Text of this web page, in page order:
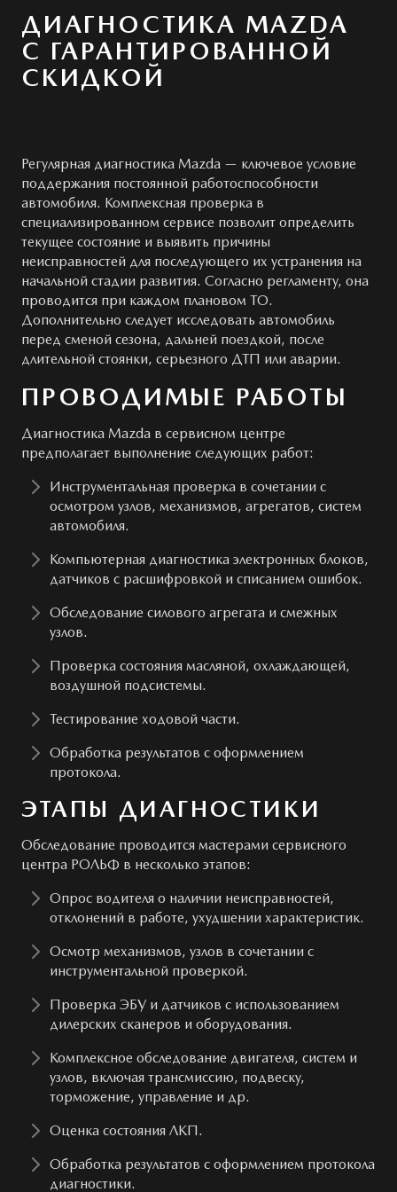
MAZDA CX-5
Руководства по эксплуатации
Cправочные руководства
ПРЕДЛОЖЕНИЯ ПО СЕРВИСУ
Новости
КОНТАКТЫ
ДИАГНОСТИКА MAZDA
С ГАРАНТИРОВАННОЙ
СКИДКОЙ
Регулярная диагностика Mazda — ключевое условие
поддержания постоянной работоспособности
автомобиля. Комплексная проверка в
специализированном сервисе позволит определить
текущее состояние и выявить причины
неисправностей для последующего их устранения на
начальной стадии развития. Согласно регламенту, она
проводится при каждом плановом ТО.
Дополнительно следует исследовать автомобиль
перед сменой сезона, дальней поездкой, после
длительной стоянки, серьезного ДТП или аварии.
ПРОВОДИМЫЕ РАБОТЫ
Диагностика Mazda в сервисном центре
предполагает выполнение следующих работ:
Инструментальная проверка в сочетании с
осмотром узлов, механизмов, агрегатов, систем
автомобиля.
Компьютерная диагностика электронных блоков,
датчиков с расшифровкой и списанием ошибок.
Обследование силового агрегата и смежных
узлов.
Проверка состояния масляной, охлаждающей,
воздушной подсистемы.
Тестирование ходовой части.
Обработка результатов с оформлением
протокола.
ЭТАПЫ ДИАГНОСТИКИ
Обследование проводится мастерами сервисного
центра РОЛЬФ в несколько этапов:
Опрос водителя о наличии неисправностей,
отклонений в работе, ухудшении характеристик.
Осмотр механизмов, узлов в сочетании с
инструментальной проверкой.
Проверка ЭБУ и датчиков с использованием
дилерских сканеров и оборудования.
Комплексное обследование двигателя, систем и
узлов, включая трансмиссию, подвеску,
торможение, управление и др.
Оценка состояния ЛКП.
Обработка результатов с оформлением протокола
диагностики.